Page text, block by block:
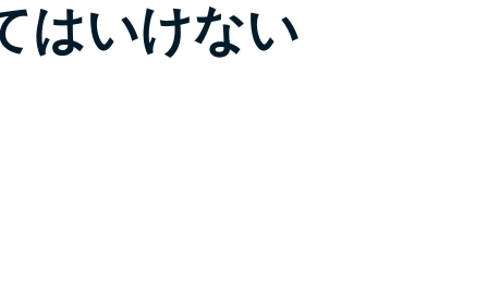
バレずに借りたい方向け
はいけない